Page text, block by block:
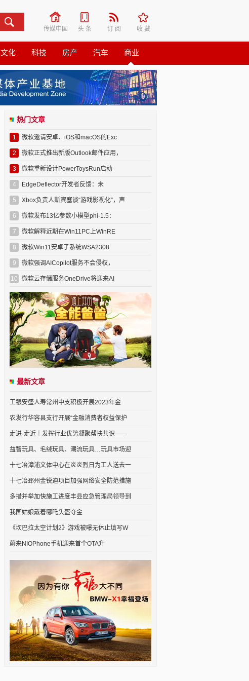
传媒中国 头 条 订 阅 收 藏
文化 科技 房产 汽车 商业
热门文章
1 微软邀请安卓、iOS和macOS的Exc
2 微软正式推出新版Outlook邮件应用，
3 微软重新设计PowerToysRun启动
4 EdgeDeflector开发者反馈：未
5 Xbox负责人斯宾塞谈“游戏影视化”，声
6 微软发布13亿参数小模型phi-1.5：
7 微软解释近期在Win11PC上WinRE
8 微软Win11安卓子系统WSA2308.
9 微软强调AICopilot服务不会侵权，
10 微软云存储服务OneDrive将迎来AI
最新文章
工银安盛人寿常州中支积极开展2023年金
农发行华容县支行开展“金融消费者权益保护
走进·走近｜发挥行业优势凝聚帮扶共识——
益智玩具、毛绒玩具、潮流玩具…玩具市场迎
十七冶漳浦文体中心在炎炎烈日为工人送去一
十七冶邳州金锐迪项目加强网络安全防范措施
多措并举加快施工进度丰县应急管理局领导到
我国姑娘戴着哪吒头盔夺金
《坎巴拉太空计划2》游戏被曝无休止填写W
蔚来NIOPhone手机迎来首个OTA升